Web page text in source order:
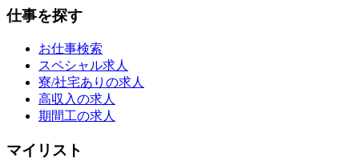
仕事を探す
お仕事検索
スペシャル求人
寮/社宅ありの求人
高収入の求人
期間工の求人
マイリスト